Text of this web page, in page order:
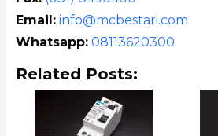
Email: info@mcbestari.com
Whatsapp: 08113620300
Related Posts: